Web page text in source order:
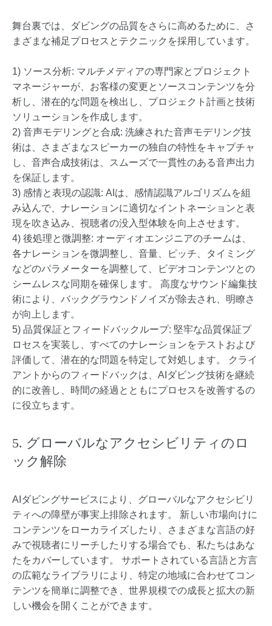
舞台裏では、ダビングの品質をさらに高めるために、さ
まざまな補足プロセスとテクニックを採用しています。
1) ソース分析: マルチメディアの専門家とプロジェクト
マネージャーが、お客様の変更とソースコンテンツを分
析し、潜在的な問題を検出し、プロジェクト計画と技術
ソリューションを作成します。
2) 音声モデリングと合成: 洗練された音声モデリング技
術は、さまざまなスピーカーの独自の特性をキャプチャ
し、音声合成技術は、スムーズで一貫性のある音声出力
を保証します。
3) 感情と表現の認識: AIは、感情認識アルゴリズムを組
み込んで、ナレーションに適切なイントネーションと表
現を吹き込み、視聴者の没入型体験を向上させます。
4) 後処理と微調整: オーディオエンジニアのチームは、
各ナレーションを微調整し、音量、ピッチ、タイミング
などのパラメーターを調整して、ビデオコンテンツとの
シームレスな同期を確保します。 高度なサウンド編集技
術により、バックグラウンドノイズが除去され、明瞭さ
が向上します。
5) 品質保証とフィードバックループ: 堅牢な品質保証プ
ロセスを実装し、すべてのナレーションをテストおよび
評価して、潜在的な問題を特定して対処します。 クライ
アントからのフィードバックは、AIダビング技術を継続
的に改善し、時間の経過とともにプロセスを改善するの
に役立ちます。
5. グローバルなアクセシビリティのロ
ック解除
AIダビングサービスにより、グローバルなアクセシビリ
ティへの障壁が事実上排除されます。 新しい市場向けに
コンテンツをローカライズしたり、さまざまな言語の好
みで視聴者にリーチしたりする場合でも、私たちはあな
たをカバーしています。 サポートされている言語と方言
の広範なライブラリにより、特定の地域に合わせてコン
テンツを簡単に調整でき、世界規模での成長と拡大の新
しい機会を開くことができます。